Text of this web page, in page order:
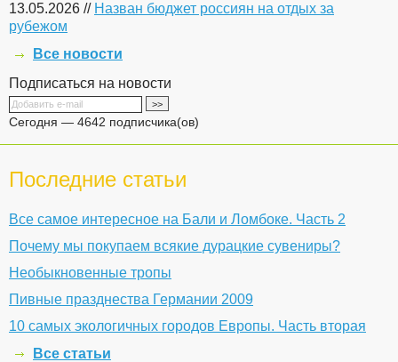
13.05.2026 // Назван бюджет россиян на отдых за
рубежом
Все новости
Подписаться на новости
Сегодня — 4642 подписчика(ов)
Последние статьи
Все самое интересное на Бали и Ломбоке. Часть 2
Почему мы покупаем всякие дурацкие сувениры?
Необыкновенные тропы
Пивные празднества Германии 2009
10 самых экологичных городов Европы. Часть вторая
Все статьи